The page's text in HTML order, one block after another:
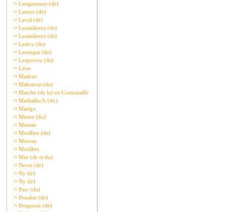
¤ Langueouez (de)
¤ Lanros (de)
¤ Laval (de)
¤ Lesaudevez (de)
¤ Lesaudevez (de)
¤ Lesivy (de)
¤ Lesongar (de)
¤ Lespervez (de)
¤ Léon
¤ Madeuc
¤ Malestroit (de)
¤ Marche (de la) en Cornouaille
¤ Marhallac'h (du)
¤ Marigo
¤ Menez (du)
¤ Moeam
¤ Moellien (de)
¤ Moreau
¤ Morillon
¤ Mur (de et du)
¤ Nevet (de)
¤ Ny (le)
¤ Ny (le)
¤ Parc (du)
¤ Penalen (de)
¤ Penguern (de)